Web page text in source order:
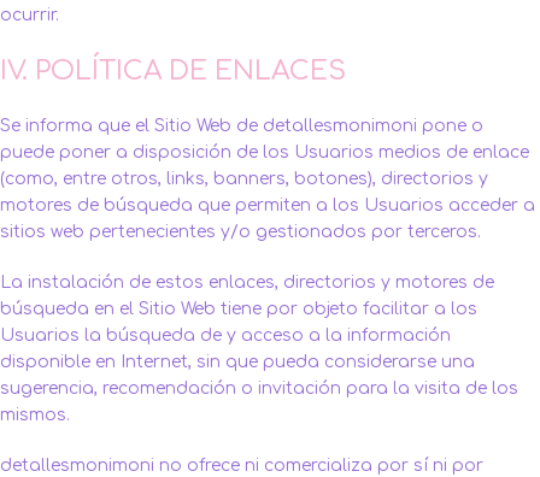
ocurrir.
IV. POLÍTICA DE ENLACES
Se informa que el Sitio Web de detallesmonimoni pone o
puede poner a disposición de los Usuarios medios de enlace
(como, entre otros, links, banners, botones), directorios y
motores de búsqueda que permiten a los Usuarios acceder a
sitios web pertenecientes y/o gestionados por terceros.
La instalación de estos enlaces, directorios y motores de
búsqueda en el Sitio Web tiene por objeto facilitar a los
Usuarios la búsqueda de y acceso a la información
disponible en Internet, sin que pueda considerarse una
sugerencia, recomendación o invitación para la visita de los
mismos.
detallesmonimoni no ofrece ni comercializa por sí ni por